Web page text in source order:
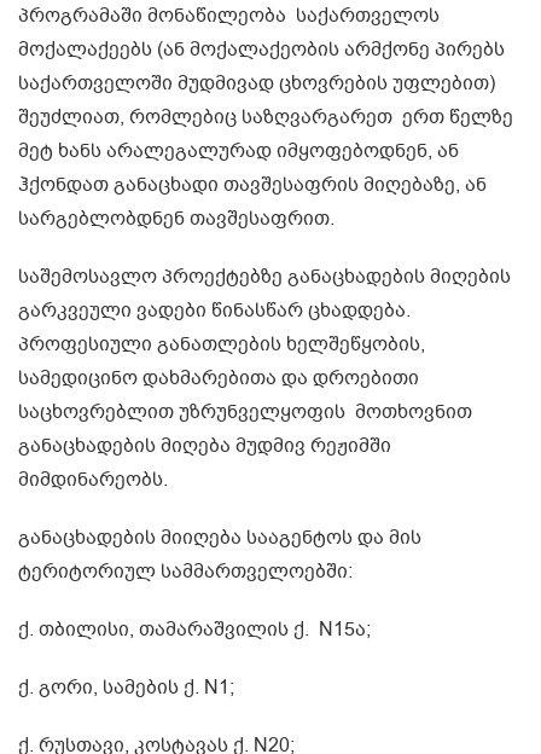
პროგრამაში მონაწილეობა საქართველოს
მოქალაქეებს (ან მოქალაქეობის არმქონე პირებს
საქართველოში მუდმივად ცხოვრების უფლებით)
შეუძლიათ, რომლებიც საზღვარგარეთ ერთ წელზე
მეტ ხანს არალეგალურად იმყოფებოდნენ, ან
ჰქონდათ განაცხადი თავშესაფრის მიღებაზე, ან
სარგებლობდნენ თავშესაფრით.
საშემოსავლო პროექტებზე განაცხადების მიღების
გარკვეული ვადები წინასწარ ცხადდება.
პროფესიული განათლების ხელშეწყობის,
სამედიცინო დახმარებითა და დროებითი
საცხოვრებლით უზრუნველყოფის მოთხოვნით
განაცხადების მიღება მუდმივ რეჟიმში
მიმდინარეობს.
განაცხადების მიიღება სააგენტოს და მის
ტერიტორიულ სამმართველოებში:
ქ. თბილისი, თამარაშვილის ქ. N15ა;
ქ. გორი, სამების ქ. N1;
ქ. რუსთავი, კოსტავას ქ. N20;